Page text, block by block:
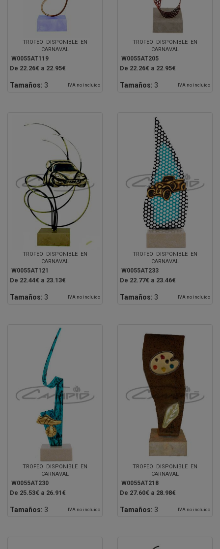
TROFEO DISPONIBLE EN
CARNAVAL
W0055AT119
De 22.26€ a 22.95€
Tamaños: 3 IVA no incluido
TROFEO DISPONIBLE EN
CARNAVAL
W0055AT205
De 22.26€ a 22.95€
Tamaños: 3 IVA no incluido
TROFEO DISPONIBLE EN
CARNAVAL
W0055AT121
De 22.44€ a 23.13€
Tamaños: 3 IVA no incluido
TROFEO DISPONIBLE EN
CARNAVAL
W0055AT233
De 22.77€ a 23.46€
Tamaños: 3 IVA no incluido
TROFEO DISPONIBLE EN
CARNAVAL
W0055AT230
De 25.53€ a 26.91€
Tamaños: 3 IVA no incluido
TROFEO DISPONIBLE EN
CARNAVAL
W0055AT218
De 27.60€ a 28.98€
Tamaños: 3 IVA no incluido